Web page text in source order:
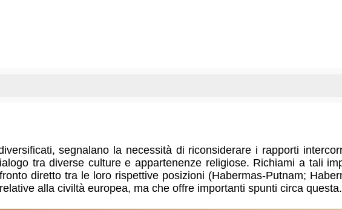
segnalano la necessità di riconsiderare i rapporti
tra diverse culture e appartenenze religiose. Richiami a tali
diretto tra le loro rispettive posizioni (Habermas-Putnam;
alla civiltà europea, ma che offre importanti spunti circa questa.